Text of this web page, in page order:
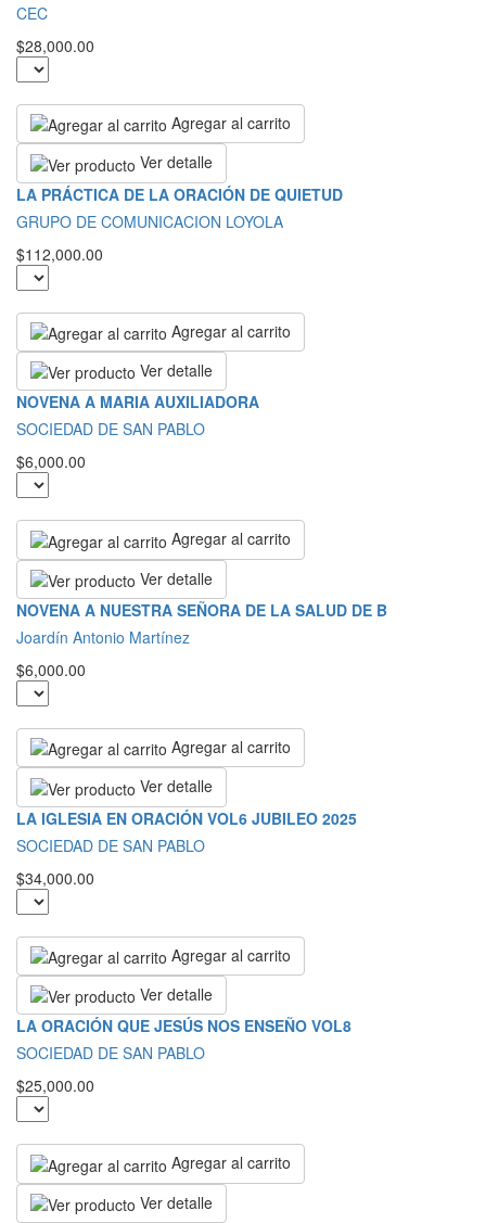
CEC
$28,000.00
Agregar al carrito
Ver detalle
LA PRÁCTICA DE LA ORACIÓN DE QUIETUD
GRUPO DE COMUNICACION LOYOLA
$112,000.00
Agregar al carrito
Ver detalle
NOVENA A MARIA AUXILIADORA
SOCIEDAD DE SAN PABLO
$6,000.00
Agregar al carrito
Ver detalle
NOVENA A NUESTRA SEÑORA DE LA SALUD DE B
Joardín Antonio Martínez
$6,000.00
Agregar al carrito
Ver detalle
LA IGLESIA EN ORACIÓN VOL6 JUBILEO 2025
SOCIEDAD DE SAN PABLO
$34,000.00
Agregar al carrito
Ver detalle
LA ORACIÓN QUE JESÚS NOS ENSEÑO VOL8
SOCIEDAD DE SAN PABLO
$25,000.00
Agregar al carrito
Ver detalle